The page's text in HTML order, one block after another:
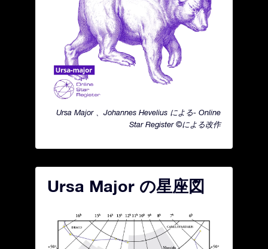
Ursa Major 、Johannes Hevelius による- Online
Star Register ©による改作
Ursa Major の星座図